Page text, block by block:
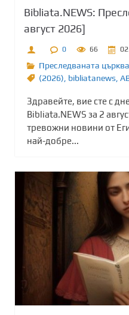
Bibliata.NEWS:
август 2026]
0 66
Преследваната църква
(2026) bibliatanews
Здравейте, вие сте с
Bibliata.NEWS за 2
тревожни новини от
най-добре...